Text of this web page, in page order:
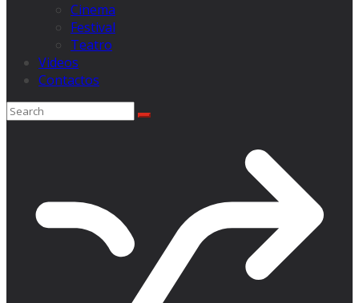
Cinema
Festival
Teatro
Videos
Contactos